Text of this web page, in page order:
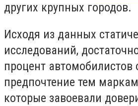
других крупных городов.
Исходя из данных
исследований,
процент автомобилистов
предпочтение тем
которые завоевали